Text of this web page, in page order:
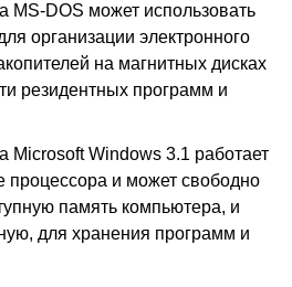
MS-DOS может использовать
организации электронного
на магнитных дисках
резидентных программ и
Microsoft Windows 3.1 работает
и может свободно
память компьютера, и
для хранения программ и